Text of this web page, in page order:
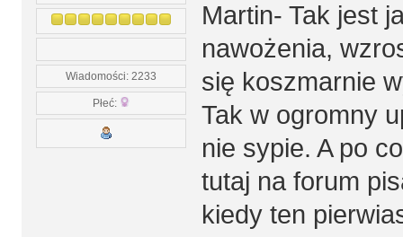
Wiadomości: 2233
Płeć:
Martin- Tak jest
nawożenia,
się koszmarnie
Tak w ogromny
nie sypie. A po
tutaj na forum
kiedy ten